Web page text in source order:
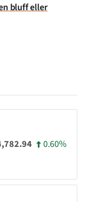
bluff eller
0.60%